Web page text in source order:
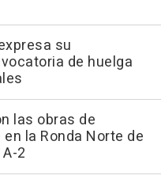
su
de huelga
las obras de
la Ronda Norte de
2